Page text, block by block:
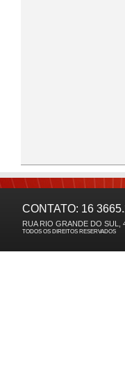
CONTATO: 16
RUA RIO GRANDE DO SUL,
TODOS OS DIREITOS RESERVADOS